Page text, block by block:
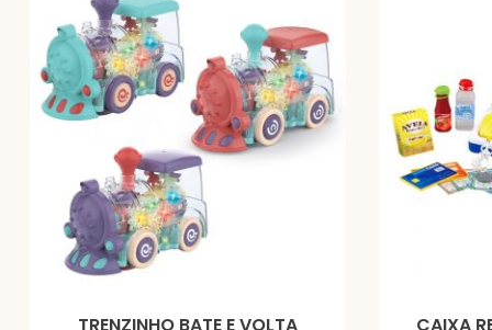
TRENZINHO BATE E VOLTA
CAIXA